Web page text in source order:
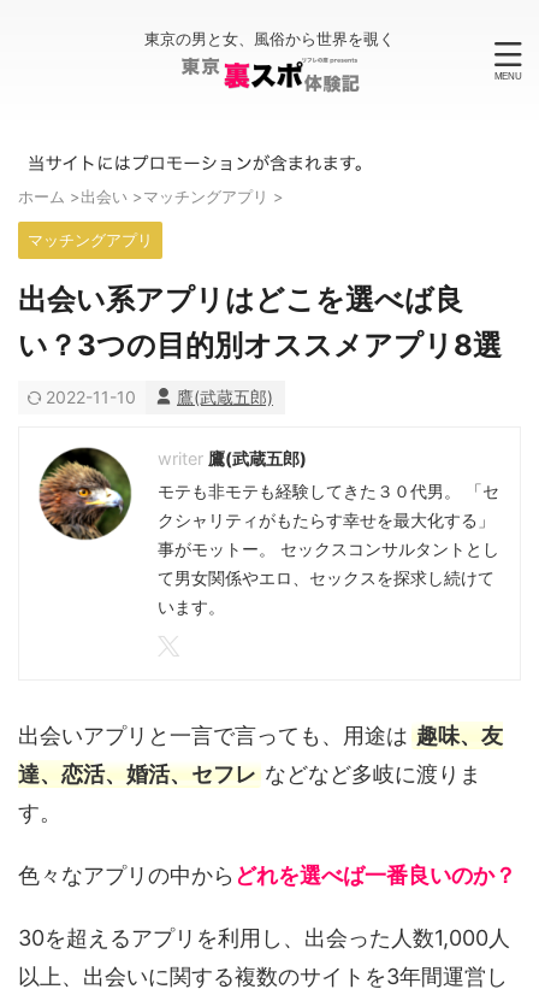
東京の男と女、風俗から世界を覗く
ホーム >出会い >マッチングアプリ >
マッチングアプリ
出会い系アプリはどこを選べば良
い？3つの目的別オススメアプリ8選
2022-11-10 鷹(武蔵五郎)
鷹(武蔵五郎)
モテも非モテも経験してきた３０代男。 「セ
クシャリティがもたらす幸せを最大化する」
事がモットー。 セックスコンサルタントとし
て男女関係やエロ、セックスを探求し続けて
います。
出会いアプリと一言で言っても、用途は 趣味、友
達、恋活、婚活、セフレ などなど多岐に渡りま
す。
色々なアプリの中から どれを選べば一番良いのか？
30を超えるアプリを利用し、出会った人数1,000人
以上、出会いに関する複数のサイトを3年間運営し